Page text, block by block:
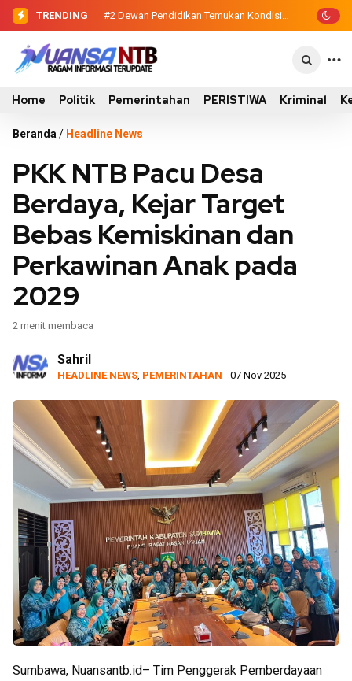
TRENDING #2 Dewan Pendidikan Temukan
Kondisi 305 Siswa SDN Kanar Belajar di
#3 Sinergi Eksekutif-Legislatif, Wabup
Ansori Serahkan Tujuh Kontainer
Home Politik Pemerintahan PERISTIWA Kriminal
Beranda / Headline News
PKK NTB Pacu Desa
Berdaya, Kejar Target
Bebas Kemiskinan dan
Perkawinan Anak pada
2029
2 menit membaca
Sahril
HEADLINE NEWS PEMERINTAHAN - 07 Nov 2025
Sumbawa, Nuansantb.id– Tim Penggerak Pemberdayaan